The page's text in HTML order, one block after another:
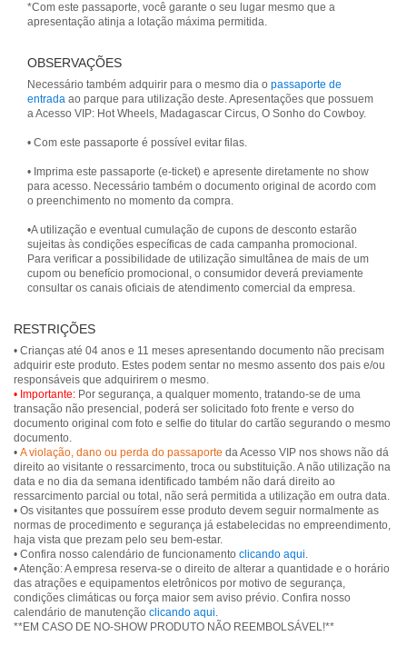
*Com este passaporte, você garante o seu lugar mesmo que a
apresentação atinja a lotação máxima permitida.
OBSERVAÇÕES
Necessário também adquirir para o mesmo dia o passaporte de
entrada ao parque para utilização deste. Apresentações que possuem
a Acesso VIP: Hot Wheels, Madagascar Circus, O Sonho do Cowboy.
• Com este passaporte é possível evitar filas.
• Imprima este passaporte (e-ticket) e apresente diretamente no show
para acesso. Necessário também o documento original de acordo com
o preenchimento no momento da compra.
•A utilização e eventual cumulação de cupons de desconto estarão
sujeitas às condições específicas de cada campanha promocional.
Para verificar a possibilidade de utilização simultânea de mais de um
cupom ou benefício promocional, o consumidor deverá previamente
consultar os canais oficiais de atendimento comercial da empresa.
RESTRIÇÕES
• Crianças até 04 anos e 11 meses apresentando documento não precisam
adquirir este produto. Estes podem sentar no mesmo assento dos pais e/ou
• Importante: Por segurança, a qualquer momento, tratando-se de uma
transação não presencial, poderá ser solicitado foto frente e verso do
documento original com foto e selfie do titular do cartão segurando o mesmo
documento.
• A violação, dano ou perda do passaporte da Acesso VIP nos shows não dá
direito ao visitante o ressarcimento, troca ou substituição. A não utilização na
data e no dia da semana identificado também não dará direito ao
ressarcimento parcial ou total, não será permitida a utilização em outra data.
• Os visitantes que possuírem esse produto devem seguir normalmente as
normas de procedimento e segurança já estabelecidas no empreendimento,
haja vista que prezam pelo seu bem-estar.
• Confira nosso calendário de funcionamento clicando aqui.
• Atenção: A empresa reserva-se o direito de alterar a quantidade e o horário
das atrações e equipamentos eletrônicos por motivo de segurança,
condições climáticas ou força maior sem aviso prévio. Confira nosso
calendário de manutenção clicando aqui.